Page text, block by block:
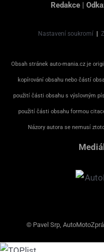
Redakce
Nastavení soukromí |
Obsah stránek auto-mania.cz je
kopírování obsahu nebo částí
použití části obsahu s výslovným
použití části obsahu formou
Názory autora se nemusí
© Pavel Srp,